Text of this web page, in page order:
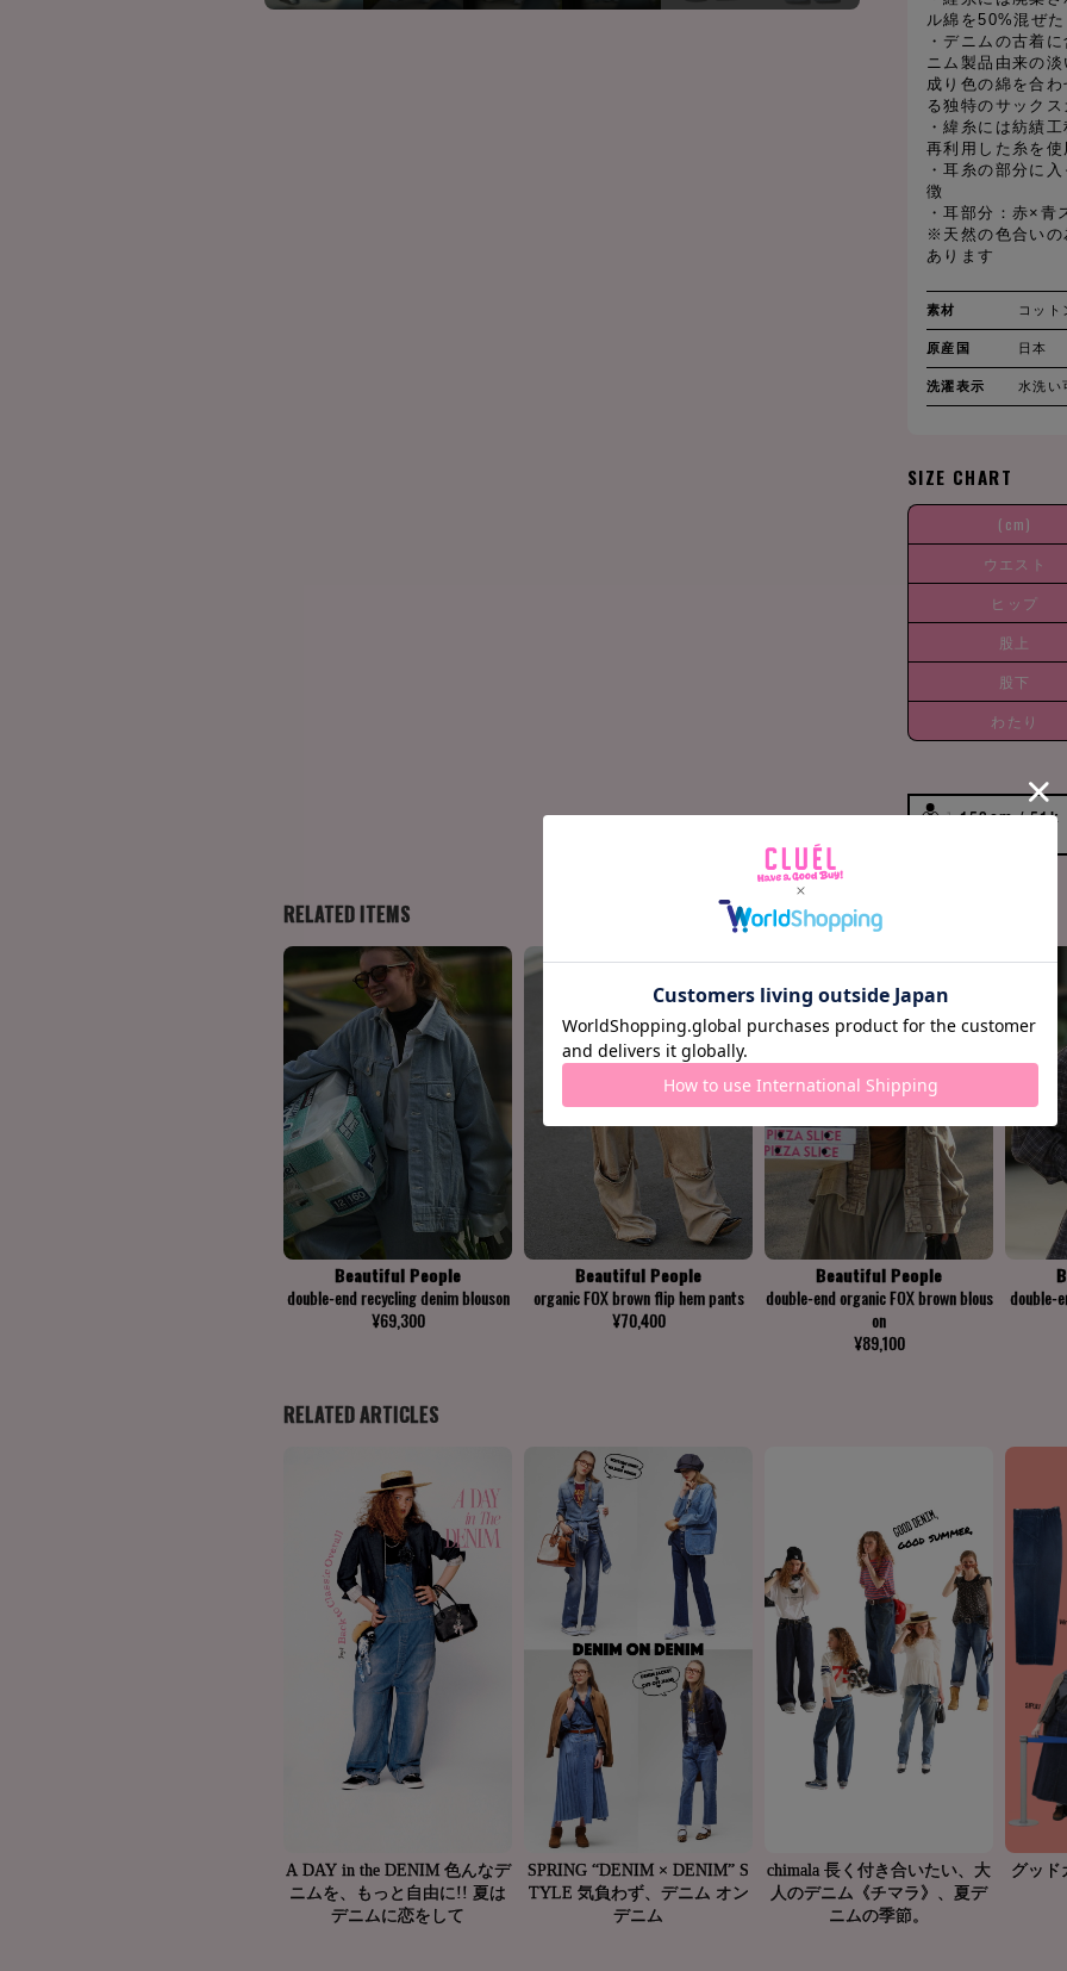
ル綿を50%混ぜ
・デニムの古着
ニム製品由来の
成り色の綿を合
る独特のサック
・緯糸には紡績
再利用した糸を使
・耳糸の部分に
徴
・耳部分：赤×青
※天然の色合いの
あります
素材 コッ
原産国 日本
洗濯表示 水洗い
SIZE CHART
(cm)
ウエスト
ヒップ
股上
股下
わたり
158cm / 51k